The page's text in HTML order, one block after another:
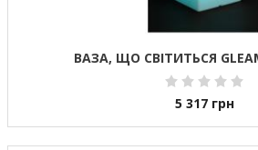
ВАЗА, ЩО СВІТИТЬСЯ
5 317 грн